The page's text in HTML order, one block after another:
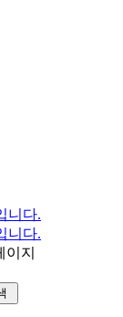
니다.
니다.